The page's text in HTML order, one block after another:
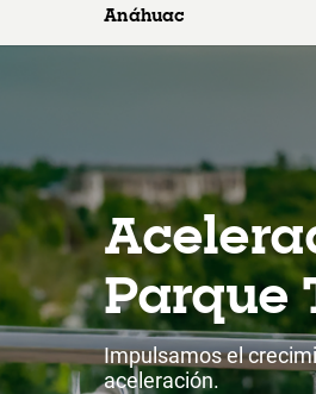
Anáhuac
Parque
Impulsamos el
aceleración.